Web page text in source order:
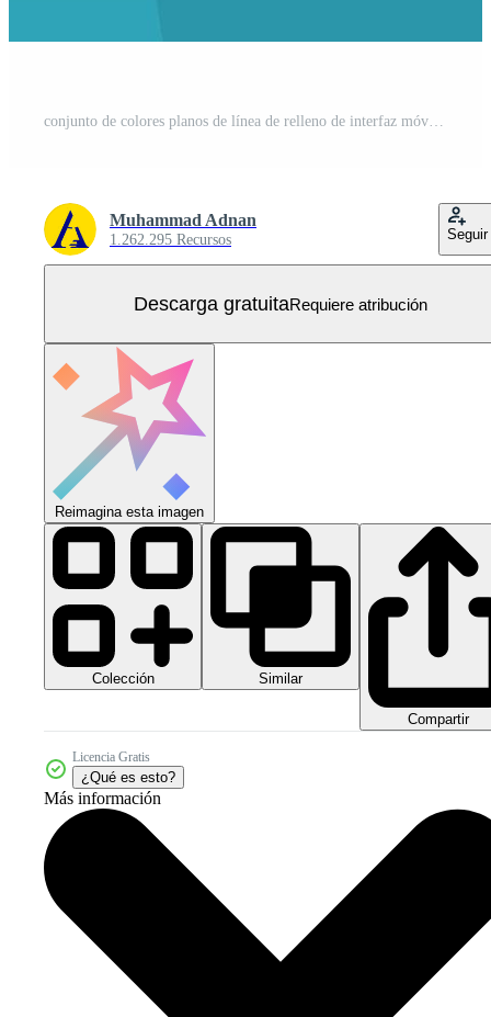
conjunto de colores planos de línea de relleno de interfaz móvil de 9 pictogramas de elementos de diseño vectorial editables de pelota de amigos de pizza de fútbol trasero Vector Gratis
Muhammad Adnan
1.262.295 Recursos Seguir
Descarga gratuitaRequiere atribución
Reimagina esta imagen
Colección Similar
Compartir
Licencia Gratis
¿Qué es esto?
Más información